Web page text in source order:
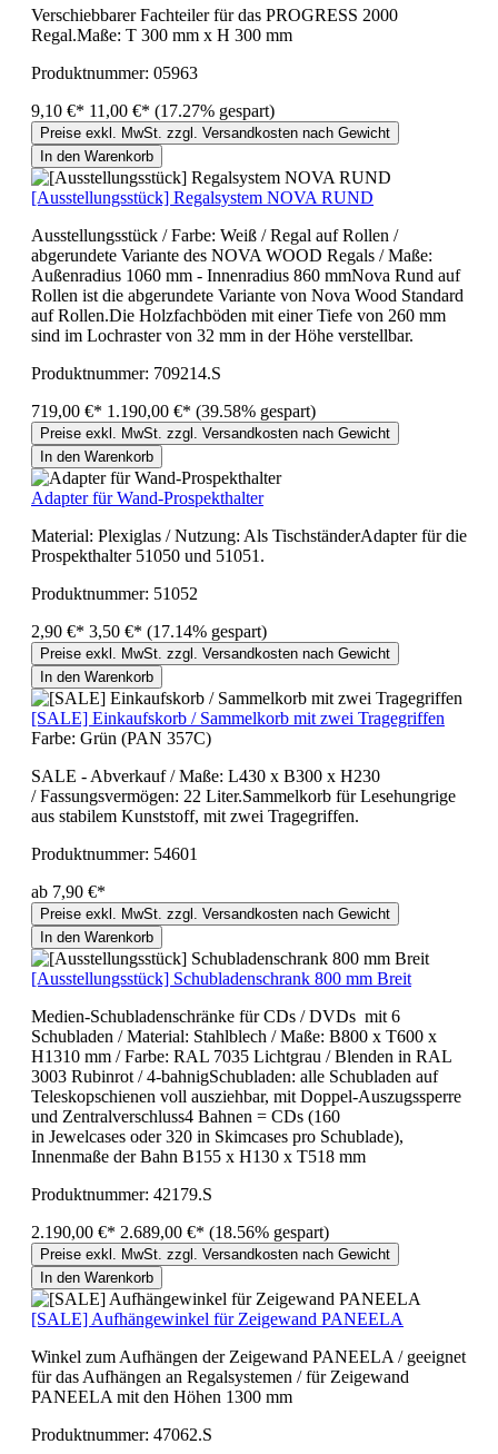
Verschiebbarer Fachteiler für das PROGRESS 2000
Regal.Maße: T 300 mm x H 300 mm
Produktnummer: 05963
9,10 €* 11,00 €* (17.27% gespart)
Preise exkl. MwSt. zzgl. Versandkosten nach Gewicht
In den Warenkorb
[Ausstellungsstück] Regalsystem NOVA RUND
Ausstellungsstück / Farbe: Weiß / Regal auf Rollen /
abgerundete Variante des NOVA WOOD Regals / Maße:
Außenradius 1060 mm - Innenradius 860 mmNova Rund auf
Rollen ist die abgerundete Variante von Nova Wood Standard
auf Rollen.Die Holzfachböden mit einer Tiefe von 260 mm
sind im Lochraster von 32 mm in der Höhe verstellbar.
Produktnummer: 709214.S
719,00 €* 1.190,00 €* (39.58% gespart)
Preise exkl. MwSt. zzgl. Versandkosten nach Gewicht
In den Warenkorb
Adapter für Wand-Prospekthalter
Material: Plexiglas / Nutzung: Als TischständerAdapter für die
Prospekthalter 51050 und 51051.
Produktnummer: 51052
2,90 €* 3,50 €* (17.14% gespart)
Preise exkl. MwSt. zzgl. Versandkosten nach Gewicht
In den Warenkorb
[SALE] Einkaufskorb / Sammelkorb mit zwei Tragegriffen
Farbe: Grün (PAN 357C)
SALE - Abverkauf / Maße: L430 x B300 x H230
/ Fassungsvermögen: 22 Liter.Sammelkorb für Lesehungrige
aus stabilem Kunststoff, mit zwei Tragegriffen.
Produktnummer: 54601
ab 7,90 €*
Preise exkl. MwSt. zzgl. Versandkosten nach Gewicht
In den Warenkorb
[Ausstellungsstück] Schubladenschrank 800 mm Breit
Medien-Schubladenschränke für CDs / DVDs mit 6
Schubladen / Material: Stahlblech / Maße: B800 x T600 x
H1310 mm / Farbe: RAL 7035 Lichtgrau / Blenden in RAL
3003 Rubinrot / 4-bahnigSchubladen: alle Schubladen auf
Teleskopschienen voll ausziehbar, mit Doppel-Auszugssperre
und Zentralverschluss4 Bahnen = CDs (160
in Jewelcases oder 320 in Skimcases pro Schublade),
Innenmaße der Bahn B155 x H130 x T518 mm
Produktnummer: 42179.S
2.190,00 €* 2.689,00 €* (18.56% gespart)
Preise exkl. MwSt. zzgl. Versandkosten nach Gewicht
In den Warenkorb
[SALE] Aufhängewinkel für Zeigewand PANEELA
Winkel zum Aufhängen der Zeigewand PANEELA / geeignet
für das Aufhängen an Regalsystemen / für Zeigewand
PANEELA mit den Höhen 1300 mm
Produktnummer: 47062.S